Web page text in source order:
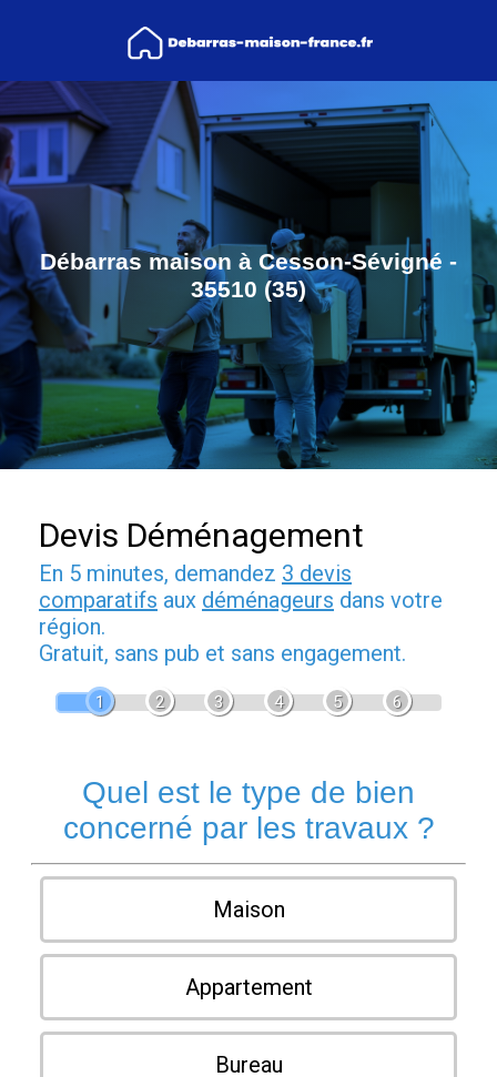
Débarras maison à Cesson-Sévigné -
35510 (35)
Devis Déménagement
En 5 minutes, demandez 3 devis
comparatifs aux déménageurs dans votre
région.
Gratuit, sans pub et sans engagement.
1 2 3 4 5 6
Quel est le type de bien
concerné par les travaux ?
Maison
Appartement
Bureau